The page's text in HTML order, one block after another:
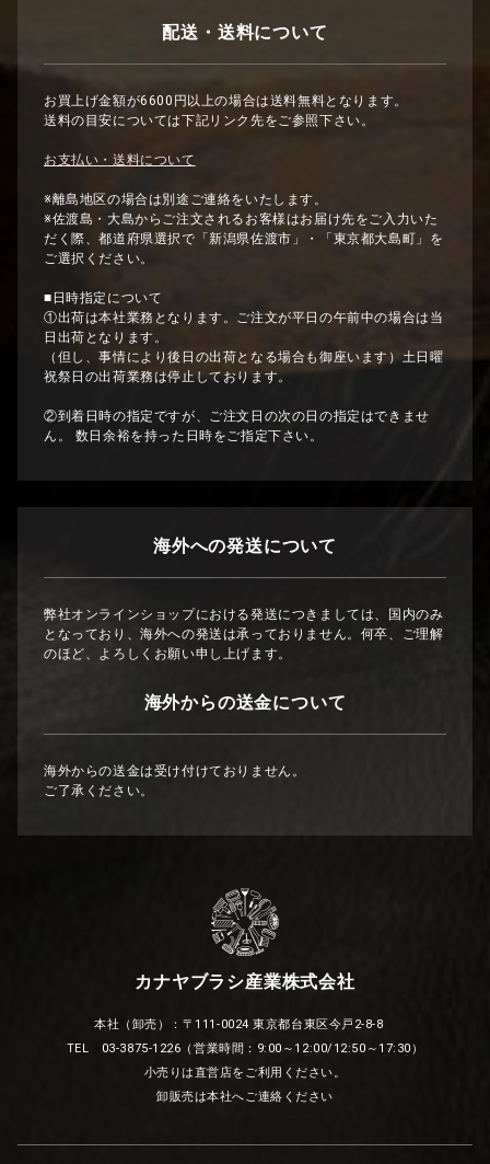
配送・送料について
お買上げ金額が6600円以上の場合は送料無料となります。
送料の目安については下記リンク先をご参照下さい。
お支払い・送料について
※離島地区の場合は別途ご連絡をいたします。
※佐渡島・大島からご注文されるお客様はお届け先をご入力いた
だく際、都道府県選択で「新潟県佐渡市」・「東京都大島町」を
ご選択ください。
■日時指定について
①出荷は本社業務となります。ご注文が平日の午前中の場合は当
日出荷となります。
（但し、事情により後日の出荷となる場合も御座います）土日曜
祝祭日の出荷業務は停止しております。
②到着日時の指定ですが、ご注文日の次の日の指定はできませ
ん。 数日余裕を持った日時をご指定下さい。
海外への発送について
弊社オンラインショップにおける発送につきましては、国内のみ
となっており、海外への発送は承っておりません。何卒、ご理解
のほど、よろしくお願い申し上げます。
海外からの送金について
海外からの送金は受け付けておりません。
ご了承ください。
カナヤブラシ産業株式会社
本社（卸売）：〒111-0024 東京都台東区今戸2-8-8
TEL 03-3875-1226（営業時間：9:00～12:00/12:50～17:30）
小売りは直営店をご利用ください。
卸販売は本社へご連絡ください